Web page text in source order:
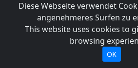
Diese Webseite verwendet
angenehmeres Surfen zu
This website uses cookies to
browsing
OK